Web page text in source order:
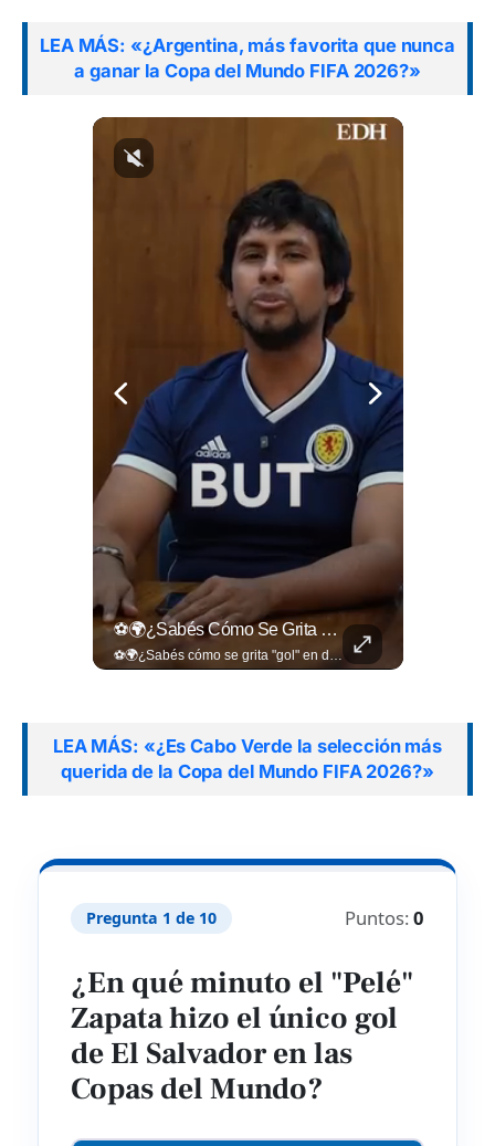
LEA MÁS: «¿Argentina, más favorita que nunca
a ganar la Copa del Mundo FIFA 2026?»
⚽🌍¿Sabés Cómo Se Grita "gol" En Distintos Rincones Del Mundo?
⚽🌍¿Sabés cómo se grita "gol" en distintos rincones del mundo? Descubrí cómo celebran la palabra más emocionante del fútbol en los países que disputan el Mundial 2026. Encuentra más en ➡️ eldiariodehoy.com #Deportes #Mundial2026
LEA MÁS: «¿Es Cabo Verde la selección más
querida de la Copa del Mundo FIFA 2026?»
Pregunta 1 de 10 Puntos:0
¿En qué minuto el "Pelé"
Zapata hizo el único gol
de El Salvador en las
Copas del Mundo?